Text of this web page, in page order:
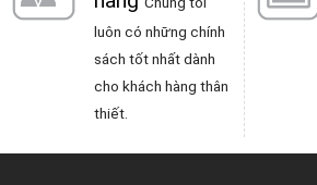
luôn có những chính
sách tốt nhất dành
cho khách hàng thân
thiết.